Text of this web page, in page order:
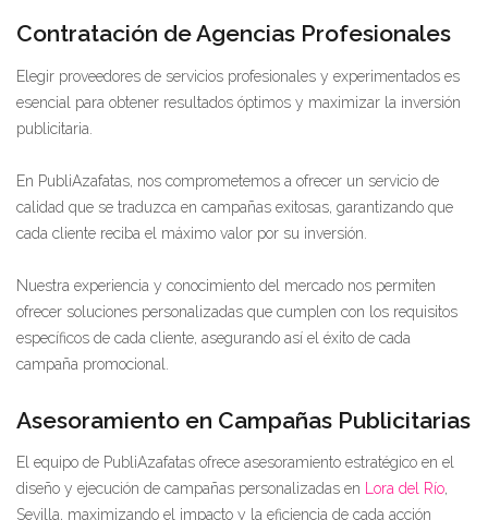
Contratación de Agencias Profesionales
Elegir proveedores de servicios profesionales y experimentados es
esencial para obtener resultados óptimos y maximizar la inversión
publicitaria.
En PubliAzafatas, nos comprometemos a ofrecer un servicio de
calidad que se traduzca en campañas exitosas, garantizando que
cada cliente reciba el máximo valor por su inversión.
Nuestra experiencia y conocimiento del mercado nos permiten
ofrecer soluciones personalizadas que cumplen con los requisitos
específicos de cada cliente, asegurando así el éxito de cada
campaña promocional.
Asesoramiento en Campañas Publicitarias
El equipo de PubliAzafatas ofrece asesoramiento estratégico en el
diseño y ejecución de campañas personalizadas en Lora del Río,
Sevilla, maximizando el impacto y la eficiencia de cada acción